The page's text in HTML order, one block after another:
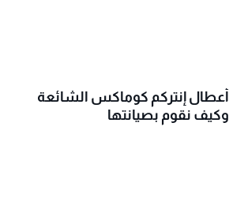
أعطال إنتركم كوماكس الشائعة
وكيف نقوم بصيانتها